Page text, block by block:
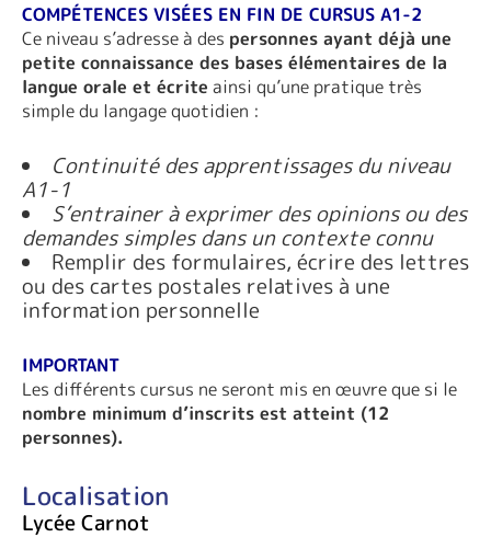
COMPÉTENCES VISÉES EN FIN DE CURSUS A1-2
Ce niveau s’adresse à des personnes ayant déjà une
petite connaissance des bases élémentaires de la
langue orale et écrite ainsi qu’une pratique très
simple du langage quotidien :
Continuité des apprentissages du niveau
A1-1
S’entrainer à exprimer des opinions ou des
demandes simples dans un contexte connu
Remplir des formulaires, écrire des lettres
ou des cartes postales relatives à une
information personnelle
IMPORTANT
Les différents cursus ne seront mis en œuvre que si le
nombre minimum d’inscrits est atteint (12
personnes).
Localisation
Lycée Carnot